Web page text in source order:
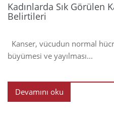
Kadınlarda Sık Görülen
Belirtileri
Kanser, vücudun normal
büyümesi ve yayılması...
Devamını oku